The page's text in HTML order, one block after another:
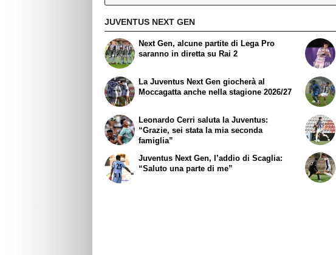
JUVENTUS NEXT GEN
Next Gen, alcune partite di Lega Pro
saranno in diretta su Rai 2
La Juventus Next Gen giocherà al
Moccagatta anche nella stagione 2026/27
Leonardo Cerri saluta la Juventus:
“Grazie, sei stata la mia seconda
famiglia”
Juventus Next Gen, l’addio di Scaglia:
“Saluto una parte di me”